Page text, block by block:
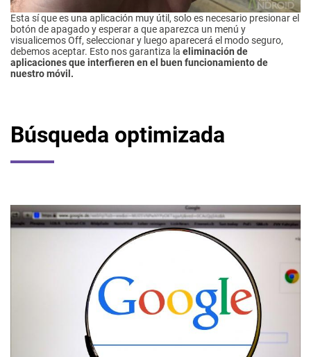
Esta sí que es una aplicación muy útil, solo es necesario presionar el
botón de apagado y esperar a que aparezca un menú y
visualicemos Off, seleccionar y luego aparecerá el modo seguro,
debemos aceptar. Esto nos garantiza la eliminación de
aplicaciones que interfieren en el buen funcionamiento de
nuestro móvil.
Búsqueda optimizada